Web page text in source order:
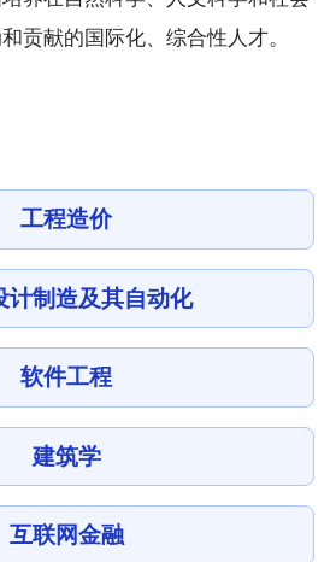
贡献的国际化、综合性人才。
工程造价
计制造及其自动化
软件工程
建筑学
互联网金融